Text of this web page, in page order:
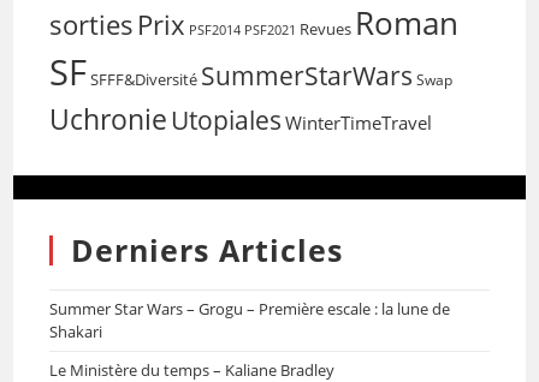
sorties Prix PSF2014 PSF2021 Revues Roman
SFSFFF&Diversité SummerStarWars Swap
Uchronie Utopiales WinterTimeTravel
Derniers Articles
Summer Star Wars – Grogu – Première escale : la lune de
Shakari
Le Ministère du temps – Kaliane Bradley